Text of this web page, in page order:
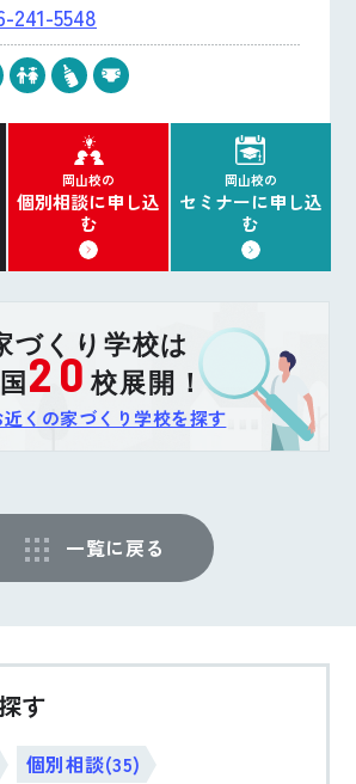
241-5548
岡山校の
個別相談に申し込
む
岡山校の
セミナーに申し込
む
づくり学校は
20校展開！
近くの家づくり学校を探す
一覧に戻る
す
個別相談(35)